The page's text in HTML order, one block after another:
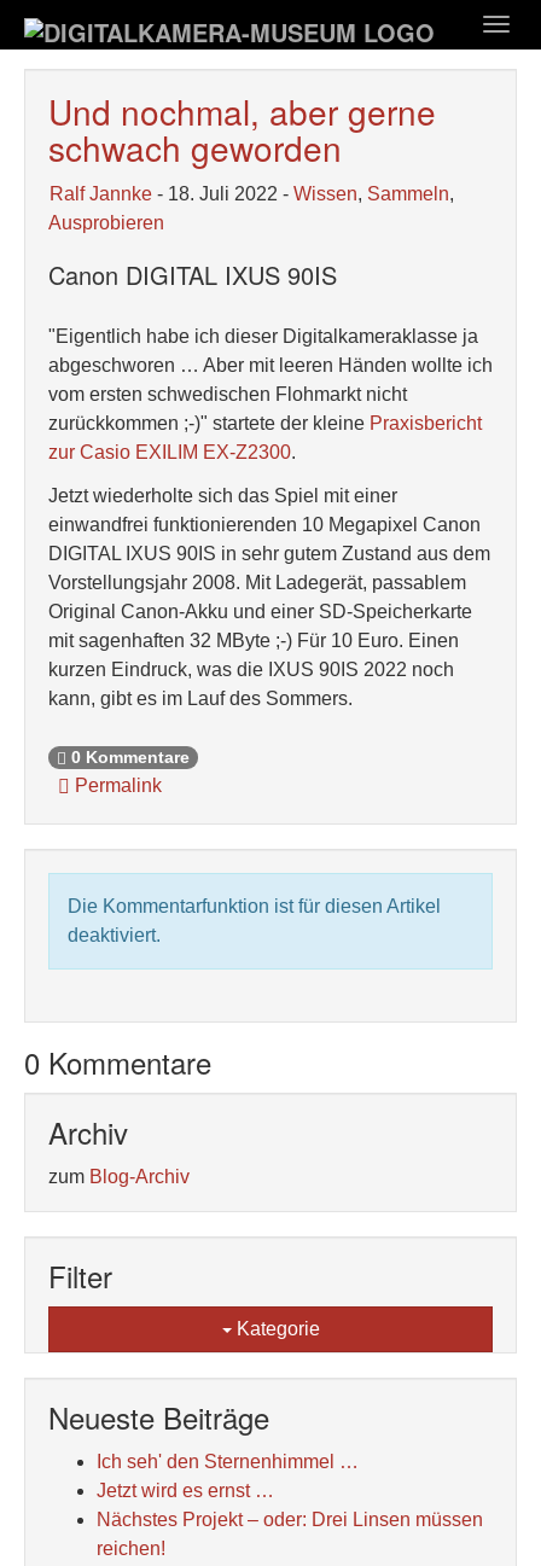
Hauptinhalt
springen
Und nochmal, aber gerne
schwach geworden
Ralf Jannke - 18. Juli 2022 - Wissen, Sammeln,
Ausprobieren
Canon DIGITAL IXUS 90IS
"Eigentlich habe ich dieser Digitalkameraklasse ja
abgeschworen … Aber mit leeren Händen wollte ich
vom ersten schwedischen Flohmarkt nicht
zurückkommen ;-)" startete der kleine Praxisbericht
zur Casio EXILIM EX-Z2300.
Jetzt wiederholte sich das Spiel mit einer
einwandfrei funktionierenden 10 Megapixel Canon
DIGITAL IXUS 90IS in sehr gutem Zustand aus dem
Vorstellungsjahr 2008. Mit Ladegerät, passablem
Original Canon-Akku und einer SD-Speicherkarte
mit sagenhaften 32 MByte ;-) Für 10 Euro. Einen
kurzen Eindruck, was die IXUS 90IS 2022 noch
kann, gibt es im Lauf des Sommers.
0 Kommentare
Permalink
Die Kommentarfunktion ist für diesen Artikel
deaktiviert.
0 Kommentare
Archiv
zum Blog-Archiv
Filter
Kategorie
Neueste Beiträge
Ich seh' den Sternenhimmel …
Jetzt wird es ernst …
Nächstes Projekt – oder: Drei Linsen müssen
reichen!